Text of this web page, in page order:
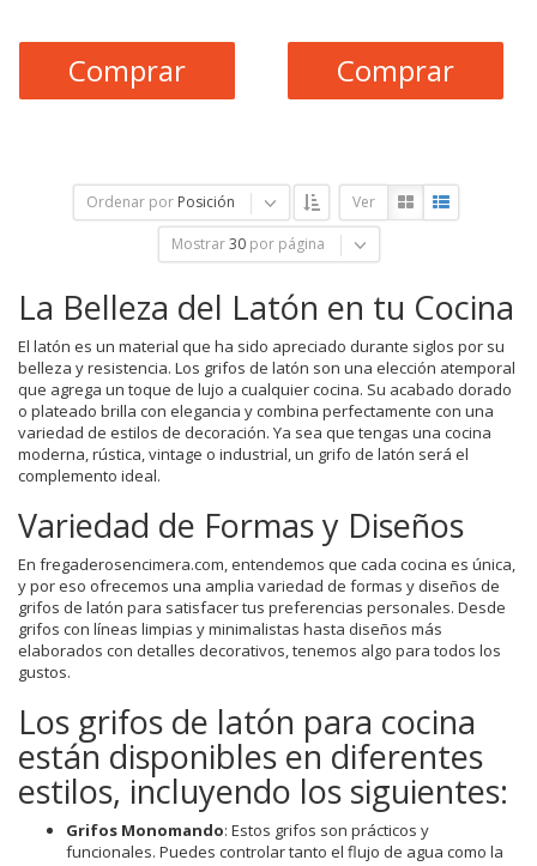
Comprar Comprar
Ordenar por Posición Ver
Mostrar 30 por página
La Belleza del Latón en tu Cocina
El latón es un material que ha sido apreciado durante siglos por su
belleza y resistencia. Los grifos de latón son una elección atemporal
que agrega un toque de lujo a cualquier cocina. Su acabado dorado
o plateado brilla con elegancia y combina perfectamente con una
variedad de estilos de decoración. Ya sea que tengas una cocina
moderna, rústica, vintage o industrial, un grifo de latón será el
complemento ideal.
Variedad de Formas y Diseños
En fregaderosencimera.com, entendemos que cada cocina es única,
y por eso ofrecemos una amplia variedad de formas y diseños de
grifos de latón para satisfacer tus preferencias personales. Desde
grifos con líneas limpias y minimalistas hasta diseños más
elaborados con detalles decorativos, tenemos algo para todos los
gustos.
Los grifos de latón para cocina
están disponibles en diferentes
estilos, incluyendo los siguientes:
Grifos Monomando: Estos grifos son prácticos y
funcionales. Puedes controlar tanto el flujo de agua como la